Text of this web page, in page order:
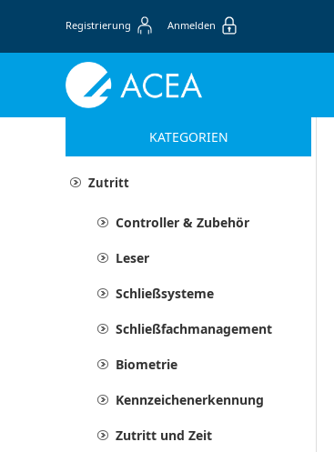
Registrierung Anmelden
KATEGORIEN
Zutritt
Controller & Zubehör
Leser
Schließsysteme
Schließfachmanagement
Biometrie
Kennzeichenerkennung
Zutritt und Zeit